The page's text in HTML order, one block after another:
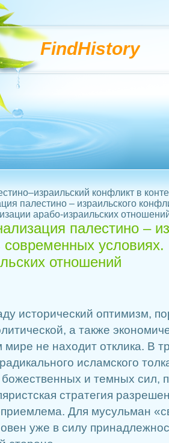
FindHistory
конфликт в
палестино – израильского
арабо-израильских
палестино –
современных
отношений
исторический оптимизм,
а также
не находит отклика. В
исламского
и темных сил,
стратегия
Для мусульман
уже в силу